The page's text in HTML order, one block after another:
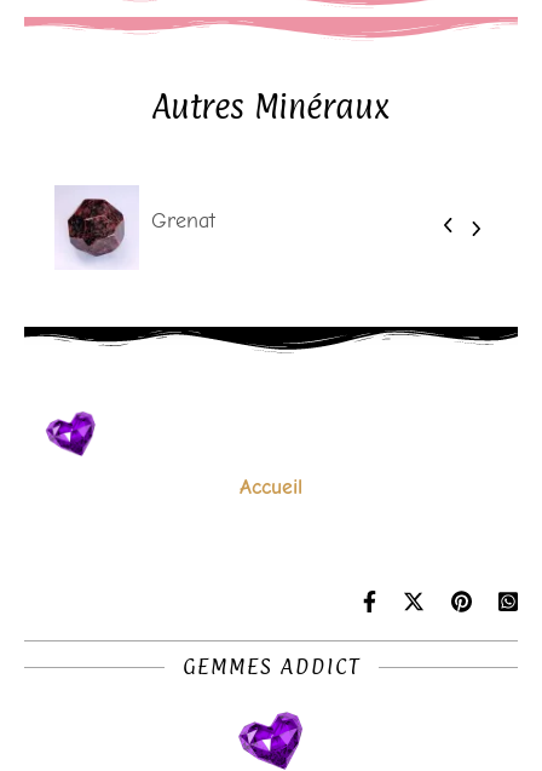
Autres Minéraux
Grenat
Accueil
GEMMES ADDICT